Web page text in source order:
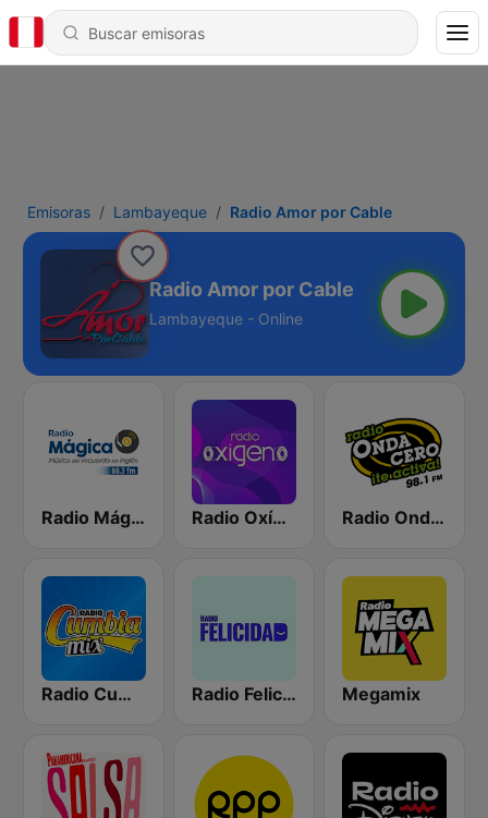
Emisoras Lambayeque Radio Amor por Cable
Radio Amor por Cable
Lambayeque - Online
Radio Mágica 88.3 FM Radio Oxígeno Radio Onda Cero
Radio Cumbia Mix Radio Felicidad Megamix